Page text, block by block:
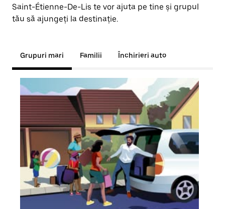
Saint-Étienne-De-Lis te vor ajuta pe tine și grupul
tău să ajungeți la destinație.
Grupuri mari Familii Închirieri auto